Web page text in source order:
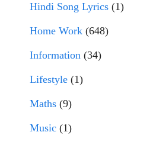
Hindi Song Lyrics (1)
Home Work (648)
Information (34)
Lifestyle (1)
Maths (9)
Music (1)